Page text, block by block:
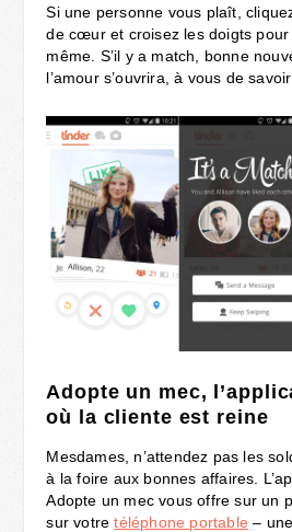
Si une personne vous plaît,
de cœur et croisez les doigts pour
même. S’il y a match, bonne
l’amour s’ouvrira, à vous de
Adopte un mec,
où la cliente est reine
Mesdames, n’attendez pas les
à la foire aux bonnes affaires.
Adopte un mec vous offre sur un
sur votretéléphone portable –